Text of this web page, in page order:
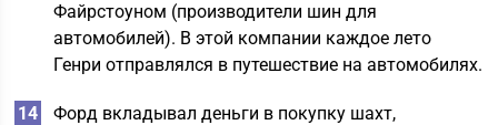
Файрстоуном (производители шин для
автомобилей). В этой компании каждое лето
Генри отправлялся в путешествие на автомобилях.
Форд вкладывал деньги в покупку шахт,